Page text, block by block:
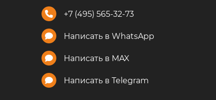
+7 (495) 565-32-73
Написать в WhatsApp
Написать в MAX
Написать в Telegram